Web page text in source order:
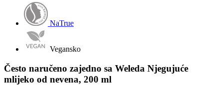
NaTrue
Vegansko
Često naručeno zajedno sa Weleda Njegujuće
mlijeko od nevena, 200 ml